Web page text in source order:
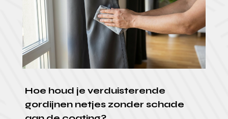
Hoe houd je verduisterende
gordijnen netjes zonder schade